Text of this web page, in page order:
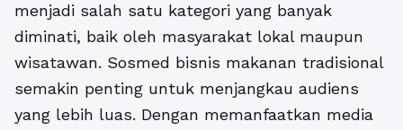
menjadi salah satu kategori yang banyak
diminati, baik oleh masyarakat lokal maupun
wisatawan. Sosmed bisnis makanan tradisional
semakin penting untuk menjangkau audiens
yang lebih luas. Dengan memanfaatkan media